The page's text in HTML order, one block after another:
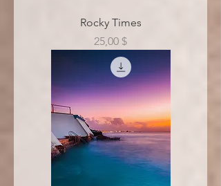
Rocky Times
Цена
25,00 $